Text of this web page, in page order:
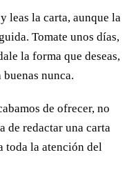
leas la carta, aunque la
Tomate unos días,
la forma que deseas,
nunca.
de ofrecer, no
de redactar una carta
toda la atención del